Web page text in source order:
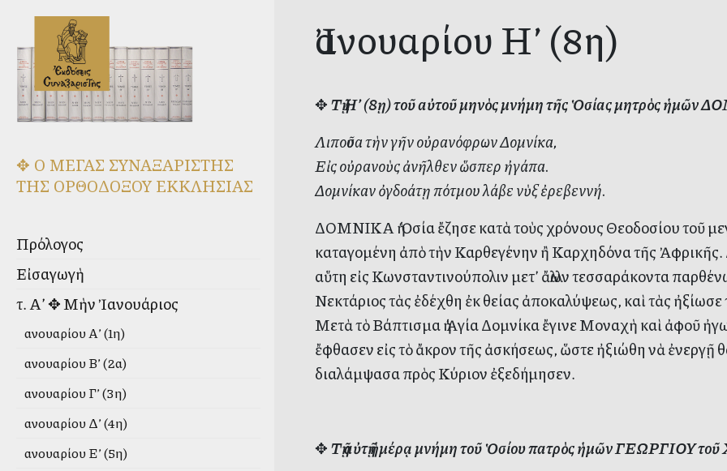
✥ Ο ΜΕΓΑΣ ΣΥΝΑΞΑΡΙΣΤΗΣ
ΤΗΣ ΟΡΘΟΔΟΞΟΥ ΕΚΚΛΗΣΙΑΣ
Πρόλογος
Εἰσαγωγὴ
τ. Α’ ✥ Μὴν Ἰανουάριος
Ἰανουαρίου Α’ (1η)
Ἰανουαρίου Β’ (2α)
Ἰανουαρίου Γ’ (3η)
Ἰανουαρίου Δ’ (4η)
Ἰανουαρίου Ε’ (5η)
Ἰανουαρίου Η’ (8η)
✥Τῇ Η’ (8ῃ) τοῦ αὐτοῦ μηνὸς μνήμη τῆς Ὁσίας μητρὸς
Λιποῦσα τὴν γῆν οὐρανόφρων Δομνίκα,
Εἰς οὐρανοὺς ἀνῆλθεν ὥσπερ ἠγάπα.
Δομνίκαν ὀγδοάτῃ πότμου λάβε νὺξ ἐρεβεννή.
ΔΟΜΝΙΚΑ ἡ Ὁσία ἔζησε κατὰ τοὺς χρόνους Θεοδοσίου τοῦ
καταγομένη ἀπὸ τὴν Καρθεγένην ἢ Καρχηδόνα τῆς Ἀφρικῆς.
αὕτη εἰς Κωνσταντινούπολιν μετ’ ἄλλων τεσσαράκοντα
Νεκτάριος τὰς ἐδέχθη ἐκ θείας ἀποκαλύψεως, καὶ τὰς
Μετὰ τὸ Βάπτισμα ἡ Ἁγία Δομνίκα ἔγινε Μοναχὴ καὶ ἀφοῦ
ἔφθασεν εἰς τὸ ἄκρον τῆς ἀσκήσεως, ὥστε ἠξιώθη νὰ ἐνεργῇ
διαλάμψασα πρὸς Κύριον ἐξεδήμησεν.
✥Τῇ αὐτῇ ἡμέρᾳ μνήμη τοῦ Ὁσίου πατρὸς ἡμῶν ΓΕΩΡΓΙΟΥ